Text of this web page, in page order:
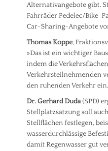
t
w
i
k
l
u
a
d
n
t
w
c
k
l
u
n
,
B
a
e
n
,
S
a
d
t
l
a
n
Alternativangebote gibt.
Fahrräder Pedelec/Bike-
Car-Sharing-Angebote
Thomas Koppe,
»Das ist ein wichtiger
indem die
Verkehrsteilnehmenden
den ruhenden Verkehr
Dr. Gerhard Duda(SPD)
Stellplatzsatzung soll
Stellflächen festlegen,
wasserdurchlässige
damit Regenwasser gut